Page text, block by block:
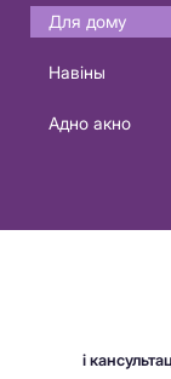
Основная
навигация
Для дому
Навіны
Адно акно
і